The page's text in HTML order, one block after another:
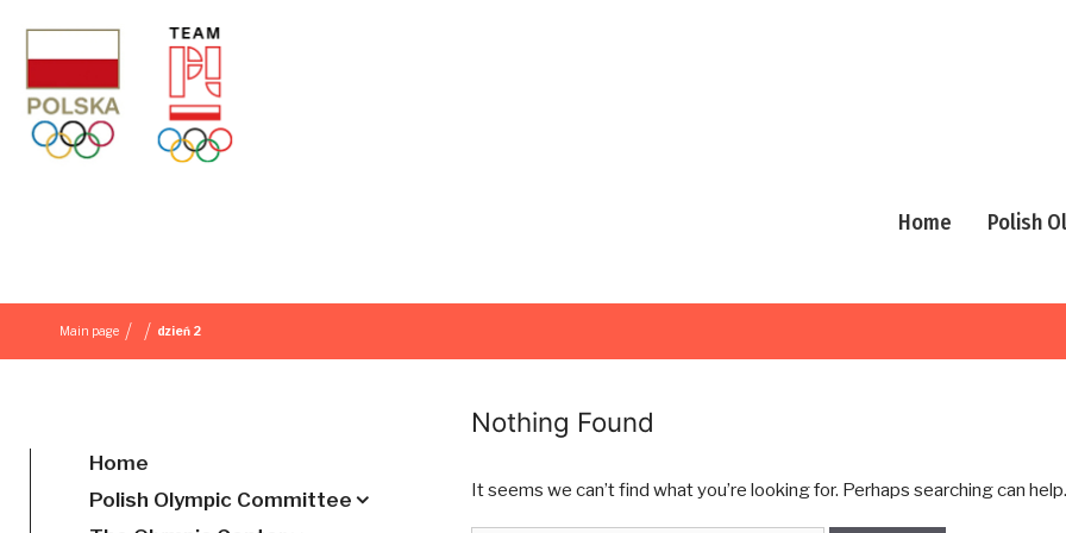
Home Polish
Main page / / dzień 2
Nothing Found
It seems we can’t find what you’re looking for. Perhaps searching can help.
Home
Polish Olympic Committee